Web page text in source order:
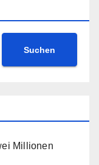
Suchen
Millionen